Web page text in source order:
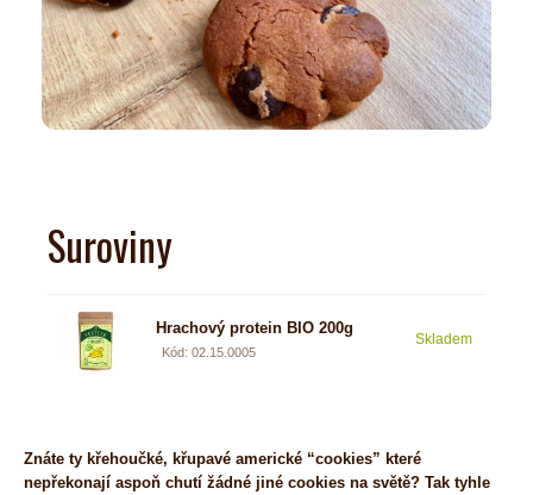
Suroviny
Hrachový protein BIO 200g
Kód: 02.15.0005
Skladem
Znáte ty křehoučké, křupavé americké “cookies” které
nepřekonají aspoň chutí žádné jiné cookies na světě? Tak tyhle